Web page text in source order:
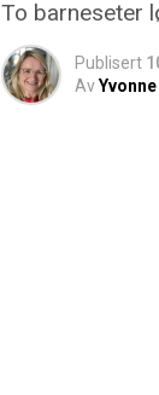
To barneseter
Publisert
Av